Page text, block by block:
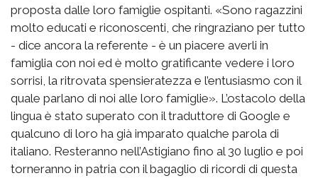
proposta dalle loro famiglie ospitanti. «Sono ragazzini
molto educati e riconoscenti, che ringraziano per tutto
- dice ancora la referente - è un piacere averli in
famiglia con noi ed è molto gratificante vedere i loro
sorrisi, la ritrovata spensieratezza e l’entusiasmo con il
quale parlano di noi alle loro famiglie». L’ostacolo della
lingua è stato superato con il traduttore di Google e
qualcuno di loro ha già imparato qualche parola di
italiano. Resteranno nell’Astigiano fino al 30 luglio e poi
torneranno in patria con il bagaglio di ricordi di questa